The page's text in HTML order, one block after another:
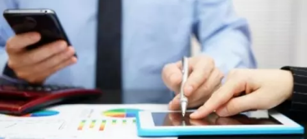
a
ç
ã
o
f